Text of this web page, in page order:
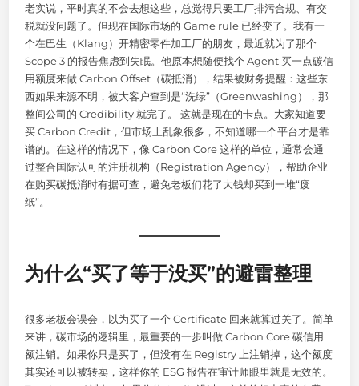
老实说，平时真的不会去想这些，总觉得只要工厂排污合规、有交
税就没问题了。但现在国际市场的 Game rule 已经变了。我有一
个在巴生（Klang）开精密零件加工厂的朋友，最近就为了那个
Scope 3 的报告焦虑到失眠。他原本想随便找个 Agent 买一点碳信
用额度来做 Carbon Offset（碳抵消），结果被财务提醒：这些东
西如果来源不明，被大客户查到是“洗绿”（Greenwashing），那
整间公司的 Credibility 就完了。 这就是现在的卡点。大家知道要
买 Carbon Credit，但市场上乱象很多，不知道哪一个平台才是靠
谱的。在这样的情况下，像 Carbon Core 这样的单位，通常会通
过整合国际认可的注册机构（Registration Agency），帮助企业
在购买碳抵消时有据可查，避免老板们花了大钱却买到一堆“废
纸”。
为什么“买了等于没买”的避雷整理
很多老板会误会，以为买了一个 Certificate 回来就算过关了。简单
来讲，碳市场的逻辑里，最重要的一步叫做 Carbon Core 碳信用
额注销。如果你只是买了，但没有在 Registry 上注销掉，这个额度
其实还可以被转卖，这样你的 ESG 报告在审计师眼里就是无效的。